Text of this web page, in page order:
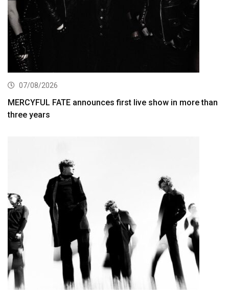
07/08/2026
MERCYFUL FATE announces first live show in more than
three years